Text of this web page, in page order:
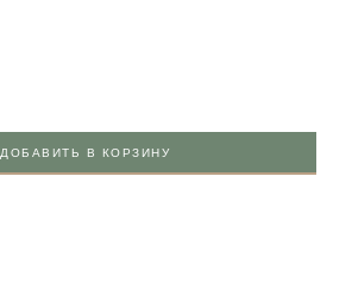
ДОБАВИТЬ В КОРЗИНУ